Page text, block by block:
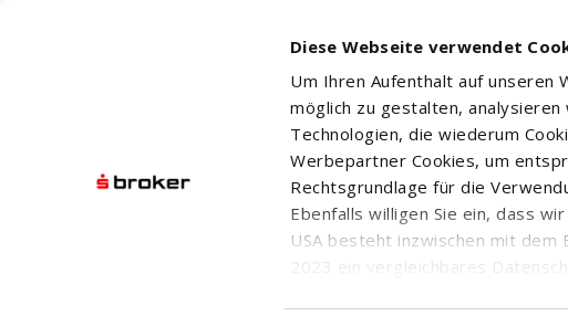
Diese Webseite verwendet
Um Ihren Aufenthalt auf unseren
möglich zu gestalten,
Technologien, die wiederum
Werbepartner Cookies, um
Rechtsgrundlage für die
Ebenfalls willigen Sie ein, dass
USA besteht inzwischen mit dem
2023 ein vergleichbares
XTRACKERS STOXX EUROPE 600 UCITS ETF - 1C EUR